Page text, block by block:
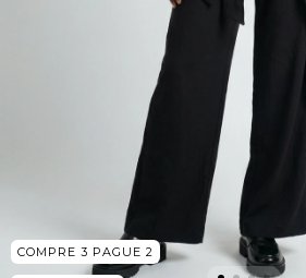
COMPRE 3 PAGUE 2